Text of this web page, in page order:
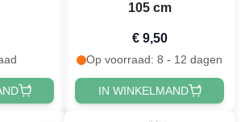
105 cm
€ 9,50
Op voorraad: 8 - 12 dagen
IN WINKELMAND